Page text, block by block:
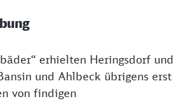
erhielten Heringsdorf und
und Ahlbeck übrigens erst
von findigen